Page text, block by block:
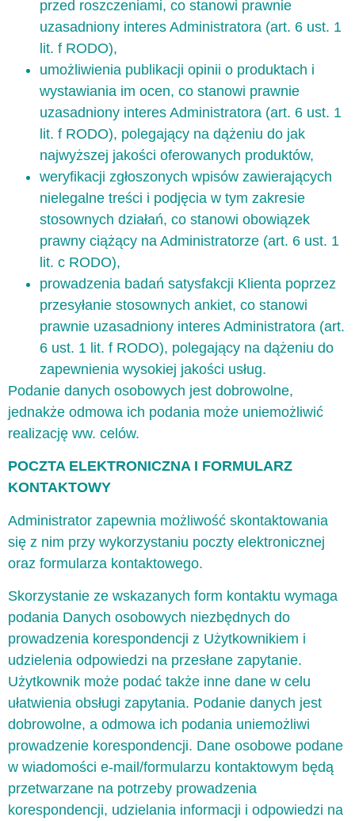
przed roszczeniami, co stanowi prawnie
uzasadniony interes Administratora (art. 6 ust. 1
lit. f RODO),
umożliwienia publikacji opinii o produktach i
wystawiania im ocen, co stanowi prawnie
uzasadniony interes Administratora (art. 6 ust. 1
lit. f RODO), polegający na dążeniu do jak
najwyższej jakości oferowanych produktów,
weryfikacji zgłoszonych wpisów zawierających
nielegalne treści i podjęcia w tym zakresie
stosownych działań, co stanowi obowiązek
prawny ciążący na Administratorze (art. 6 ust. 1
lit. c RODO),
prowadzenia badań satysfakcji Klienta poprzez
przesyłanie stosownych ankiet, co stanowi
prawnie uzasadniony interes Administratora (art.
6 ust. 1 lit. f RODO), polegający na dążeniu do
zapewnienia wysokiej jakości usług.
Podanie danych osobowych jest dobrowolne,
jednakże odmowa ich podania może uniemożliwić
realizację ww. celów.
POCZTA ELEKTRONICZNA I FORMULARZ
KONTAKTOWY
Administrator zapewnia możliwość skontaktowania
się z nim przy wykorzystaniu poczty elektronicznej
oraz formularza kontaktowego.
Skorzystanie ze wskazanych form kontaktu wymaga
podania Danych osobowych niezbędnych do
prowadzenia korespondencji z Użytkownikiem i
udzielenia odpowiedzi na przesłane zapytanie.
Użytkownik może podać także inne dane w celu
ułatwienia obsługi zapytania. Podanie danych jest
dobrowolne, a odmowa ich podania uniemożliwi
prowadzenie korespondencji. Dane osobowe podane
w wiadomości e-mail/formularzu kontaktowym będą
przetwarzane na potrzeby prowadzenia
korespondencji, udzielania informacji i odpowiedzi na